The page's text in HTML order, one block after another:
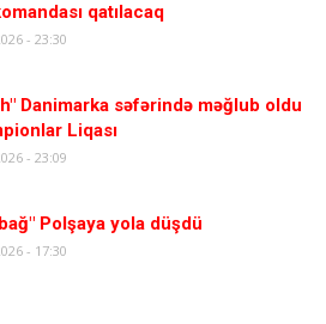
qatılacaq
- 23:30
Danimarka səfərində məğlub oldu
Liqası
- 23:09
Polşaya yola düşdü
- 17:30